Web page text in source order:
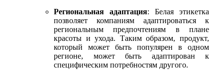
Региональная адаптация: Белая этикетка
позволяет компаниям адаптироваться к
региональным предпочтениям в плане
красоты и ухода. Таким образом, продукт,
который может быть популярен в одном
регионе, может быть адаптирован к
специфическим потребностям другого.